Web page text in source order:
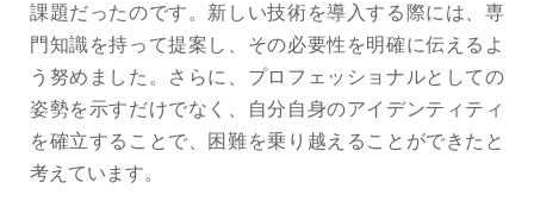
課題だったのです。新しい技術を導入する際には、専
門知識を持って提案し、その必要性を明確に伝えるよ
う努めました。さらに、プロフェッショナルとしての
姿勢を示すだけでなく、自分自身のアイデンティティ
を確立することで、困難を乗り越えることができたと
考えています。